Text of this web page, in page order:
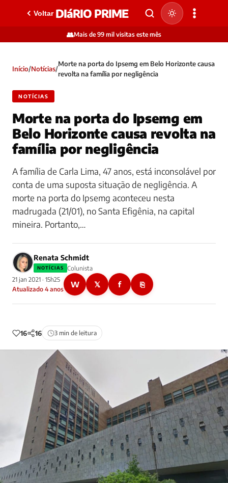
Voltar DIáRIO PRIME
👥Mais de 99 mil visitas este mês
Início/Notícias/
Morte na porta do Ipsemg em Belo Horizonte causa
revolta na família por negligência
NOTÍCIAS
Morte na porta do Ipsemg em
Belo Horizonte causa revolta na
família por negligência
A família de Carla Lima, 47 anos, está inconsolável por
conta de uma suposta situação de negligência. A
morte na porta do Ipsemg aconteceu nesta
madrugada (21/01), no Santa Efigênia, na capital
mineira. Portanto,…
Renata Schmidt
NOTÍCIAS
Colunista
21 jan 2021 · 15h25
Atualizado 4 anos
W 𝕏 f ⎘
16 16 3 min de leitura